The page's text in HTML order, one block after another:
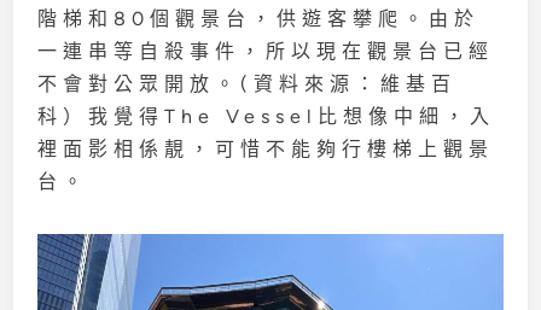
階梯和80個觀景台，供遊客攀爬。由於
一連串等自殺事件，所以現在觀景台已經
不會對公眾開放。(資料來源：維基百
科）我覺得The Vessel比想像中細，入
裡面影相係靚，可惜不能夠行樓梯上觀景
台。